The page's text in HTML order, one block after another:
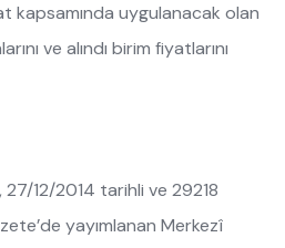
kapsamında uygulanacak olan
ve alındı birim fiyatlarını
27/12/2014 tarihli ve 29218
yayımlanan Merkezî